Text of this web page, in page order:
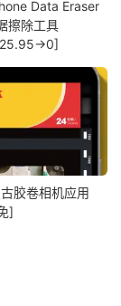
Data Eraser
擦除工具
胶卷相机应用
]